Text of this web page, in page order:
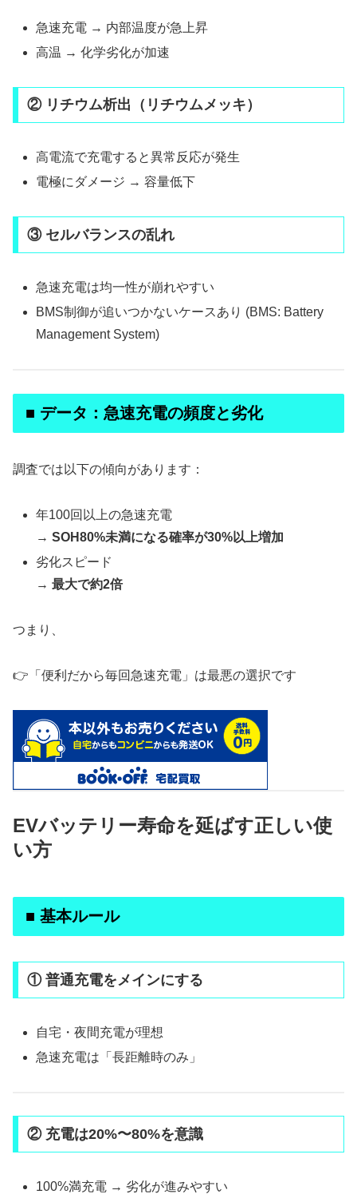
急速充電 → 内部温度が急上昇
高温 → 化学劣化が加速
② リチウム析出（リチウムメッキ）
高電流で充電すると異常反応が発生
電極にダメージ → 容量低下
③ セルバランスの乱れ
急速充電は均一性が崩れやすい
BMS制御が追いつかないケースあり (BMS: Battery
Management System)
■ データ：急速充電の頻度と劣化
調査では以下の傾向があります：
年100回以上の急速充電
→SOH80%未満になる確率が30%以上増加
劣化スピード
→最大で約2倍
つまり、
👉「便利だから毎回急速充電」は最悪の選択です
EVバッテリー寿命を延ばす正しい使
い方
■ 基本ルール
① 普通充電をメインにする
自宅・夜間充電が理想
急速充電は「長距離時のみ」
② 充電は20%〜80%を意識
100%満充電 → 劣化が進みやすい